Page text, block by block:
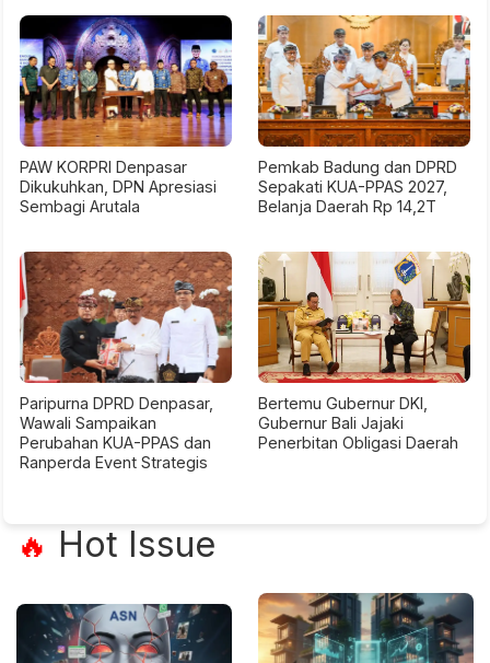
PAW KORPRI Denpasar
Dikukuhkan, DPN Apresiasi
Sembagi Arutala
Pemkab Badung dan DPRD
Sepakati KUA-PPAS 2027,
Belanja Daerah Rp 14,2T
Paripurna DPRD Denpasar,
Wawali Sampaikan
Perubahan KUA-PPAS dan
Ranperda Event Strategis
Bertemu Gubernur DKI,
Gubernur Bali Jajaki
Penerbitan Obligasi Daerah
🔥 Hot Issue